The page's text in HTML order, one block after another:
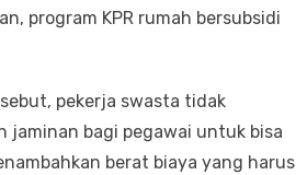
program KPR rumah bersubsidi
pekerja swasta tidak
jaminan bagi pegawai untuk bisa
berat biaya yang harus